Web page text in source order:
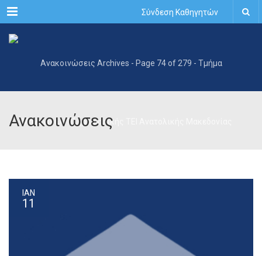
Menu Σύνδεση Καθηγητών
Ανακοινώσεις
ΙΑΝ
11